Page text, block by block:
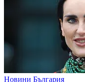
Новини България